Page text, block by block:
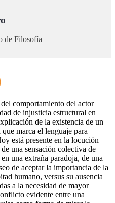
de Filosofía
comportamiento del actor
de injusticia estructural en
de la existencia de un
marca el lenguaje para
está presente en la locución
una sensación colectiva de
una extraña paradoja, de una
de aceptar la importancia de la
humano, versus su ausencia
a la necesidad de mayor
evidente entre una